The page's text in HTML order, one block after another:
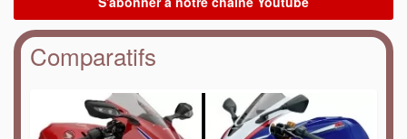
Comparatifs